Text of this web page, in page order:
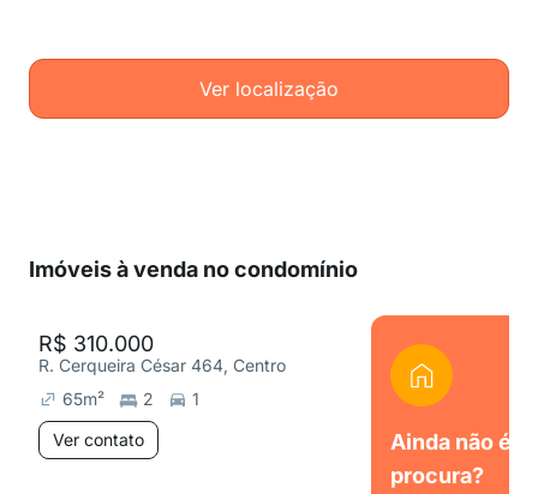
Ver localização
Imóveis à venda no condomínio
R$ 310.000
R. Cerqueira César 464, Centro
65m² 2
1
Ver contato
Ainda não é
procura?